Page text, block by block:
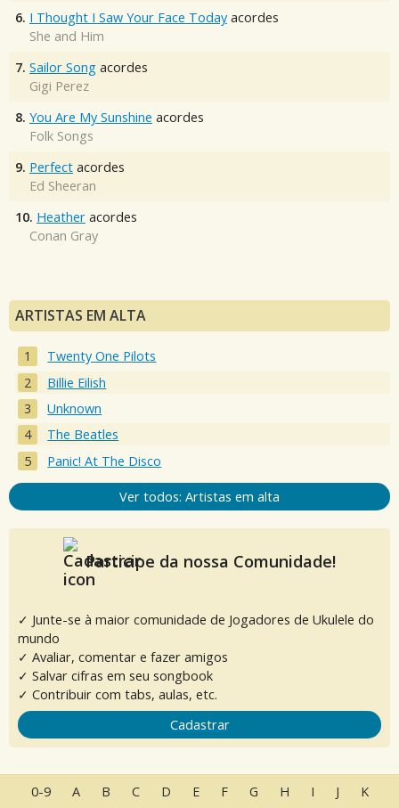
6. I Thought I Saw Your Face Today acordes
She and Him
7. Sailor Song acordes
Gigi Perez
8. You Are My Sunshine acordes
Folk Songs
9. Perfect acordes
Ed Sheeran
10. Heather acordes
Conan Gray
ARTISTAS EM ALTA
Twenty One Pilots
Billie Eilish
Unknown
The Beatles
Panic! At The Disco
Ver todos: Artistas em alta
Participe da nossa Comunidade!
✓ Junte-se à maior comunidade de Jogadores de Ukulele do
mundo
✓ Avaliar, comentar e fazer amigos
✓ Salvar cifras em seu songbook
✓ Contribuir com tabs, aulas, etc.
Cadastrar
0-9 A B C D E F G H I J K